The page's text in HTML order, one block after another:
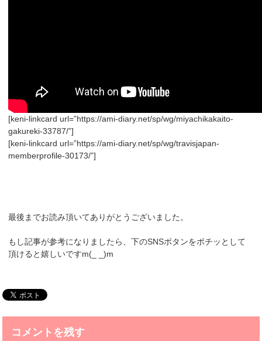
[keni-linkcard url=”https://ami-diary.net/sp/wg/miyachikakaito-
gakureki-33787/”]
[keni-linkcard url=”https://ami-diary.net/sp/wg/travisjapan-
memberprofile-30173/”]
最後までお読み頂いてありがとうございました。
もし記事が参考になりましたら、下のSNSボタンをポチッとして
頂けると嬉しいですm(_ _)m
コメントを残す